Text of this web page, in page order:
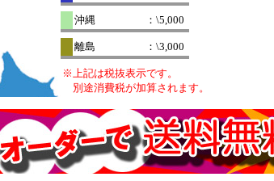
沖縄 ：\5,000
離島 ：\3,000
※上記は税抜表示です。
別途消費税が加算されます。